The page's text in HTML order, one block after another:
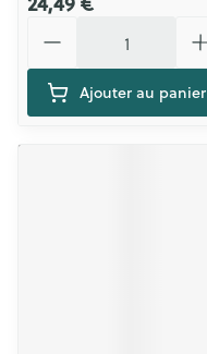
Ajouter au panier